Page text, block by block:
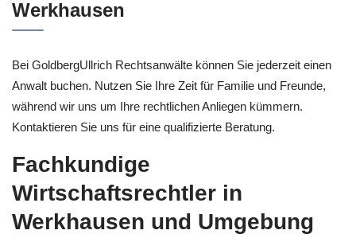
Werkhausen
Bei GoldbergUllrich Rechtsanwälte können Sie jederzeit einen
Anwalt buchen. Nutzen Sie Ihre Zeit für Familie und Freunde,
während wir uns um Ihre rechtlichen Anliegen kümmern.
Kontaktieren Sie uns für eine qualifizierte Beratung.
Fachkundige
Wirtschaftsrechtler in
Werkhausen und Umgebung